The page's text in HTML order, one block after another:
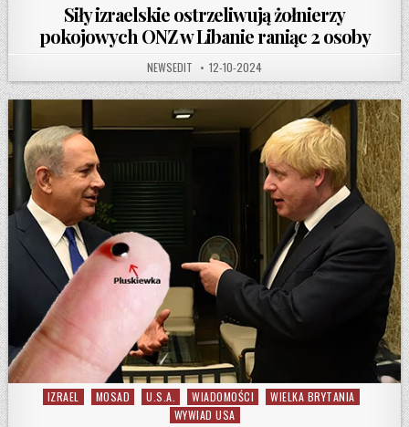
Siły izraelskie ostrzeliwują żołnierzy
pokojowych ONZ w Libanie raniąc 2 osoby
AUTHOR:
NEWSEDIT PUBLISHED DATE:
12-10-2024
Posted in
IZRAEL MOSAD U.S.A. WIADOMOŚCI
WIELKA BRYTANIA
WYWIAD USA